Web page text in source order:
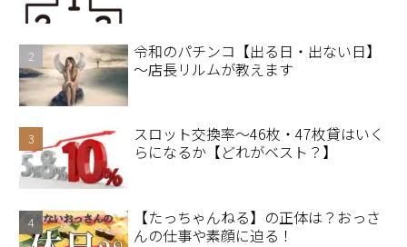
令和のパチンコ【出る日・出ない日】
～店長リルムが教えます
スロット交換率～46枚・47枚貸はいく
らになるか【どれがベスト？】
【たっちゃんねる】の正体は？おっさ
んの仕事や素顔に迫る！